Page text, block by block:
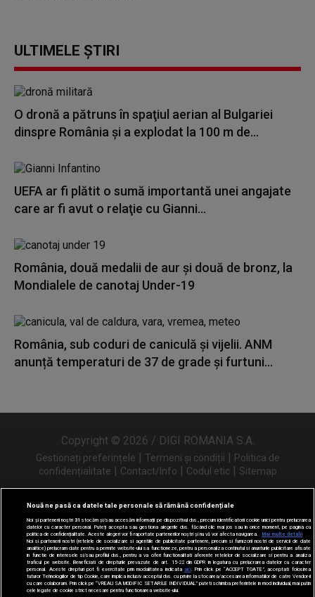
ULTIMELE ȘTIRI
O dronă a pătruns în spaţiul aerian al Bulgariei
dinspre România și a explodat la 100 m de...
UEFA ar fi plătit o sumă importantă unei angajate
care ar fi avut o relaţie cu Gianni...
România, două medalii de aur și două de bronz, la
Mondialele de canotaj Under-19
România, sub coduri de caniculă și vijelii. ANM
anunță temperaturi de 37 de grade și furtuni...
Copyright © 2026 / DIGI ROMANIA S.A.
Gestionați preferințele | Termeni și condiții | Politica de
confidențialitate | Contact/Info | Codul etic | Sitemap
Urmărește-ne și pe
Nouă ne pasă ca datele tale personale să rămână confidențiale
Noi și partenerii noștri31 stocăm și/sau accesăm informații pe dispozitivul dvs., precum identificatorii cookie unici pentru prelucrarea
datelor cu caracter personal. Puteți accepta sau gestiona alegerile dvs. făcând clic mai jos sau în orice moment, pe pagina cu
politica de confidențialitate. Aceste alegeri vor fi raportate partenerilor noștri și nu vă vor afecta navigarea.
Mai multe detalii
Noi si partenerii nostri (retelele de socializare si agentiile de publicitate partenere, precum si furnizorii nostri de servicii de date
analitice) prelucram date pentru a permite website-ului sa functioneze, pentru a personaliza continutul si anunturile publicitare afisate
in functie de interesele si/sau profilul dvs., pentru a va oferi functionalitati aferente retelelor de socializare si pentru a analiza
traficul pe website. Beneficiati de drepturile prevazute de art. 15-22 din GDPR in legatura cu prelucrarea datelor cu caracter
personal. Aceste drepturi pot fi exercitate prin modalitatea indicata aici. Prin click pe “ACCEPT TOATE”, acceptati folosirea
tuturor Tehnologiilor de tip Cookie, care implica inclusiv acceptul dvs. cu privire la stocarea/accesarea informatiilor de catre Vendor-ii
cu care colaboram. Prin click pe “VREAU SA MODIFIC SETARILE INDIVIDUAL” puteti schimba preferintele in mod individual, mai putin
cele legate de cookie strict necesare pentru functionarea website-ului.